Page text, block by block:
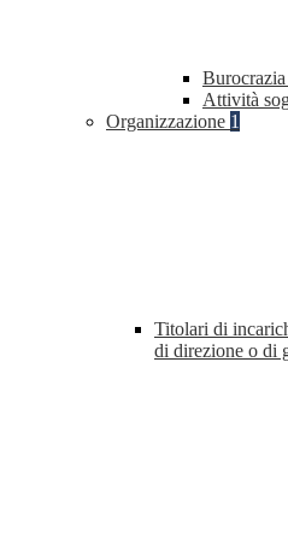
Attività
Organizzazione 1
Titolari di
di direzione o di